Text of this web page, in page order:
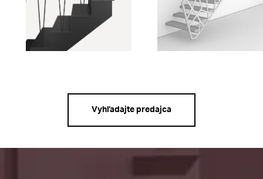
Vyhľadajte predajca